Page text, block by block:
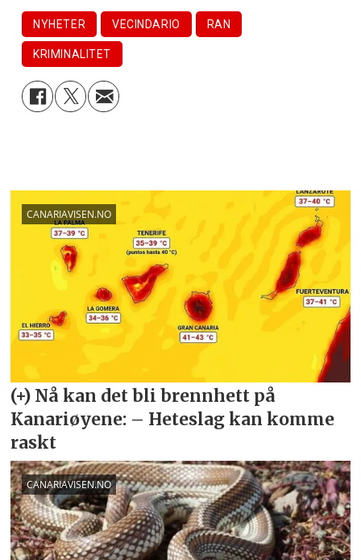
NYHETER VECINDARIO RAN
KRIMINALITET